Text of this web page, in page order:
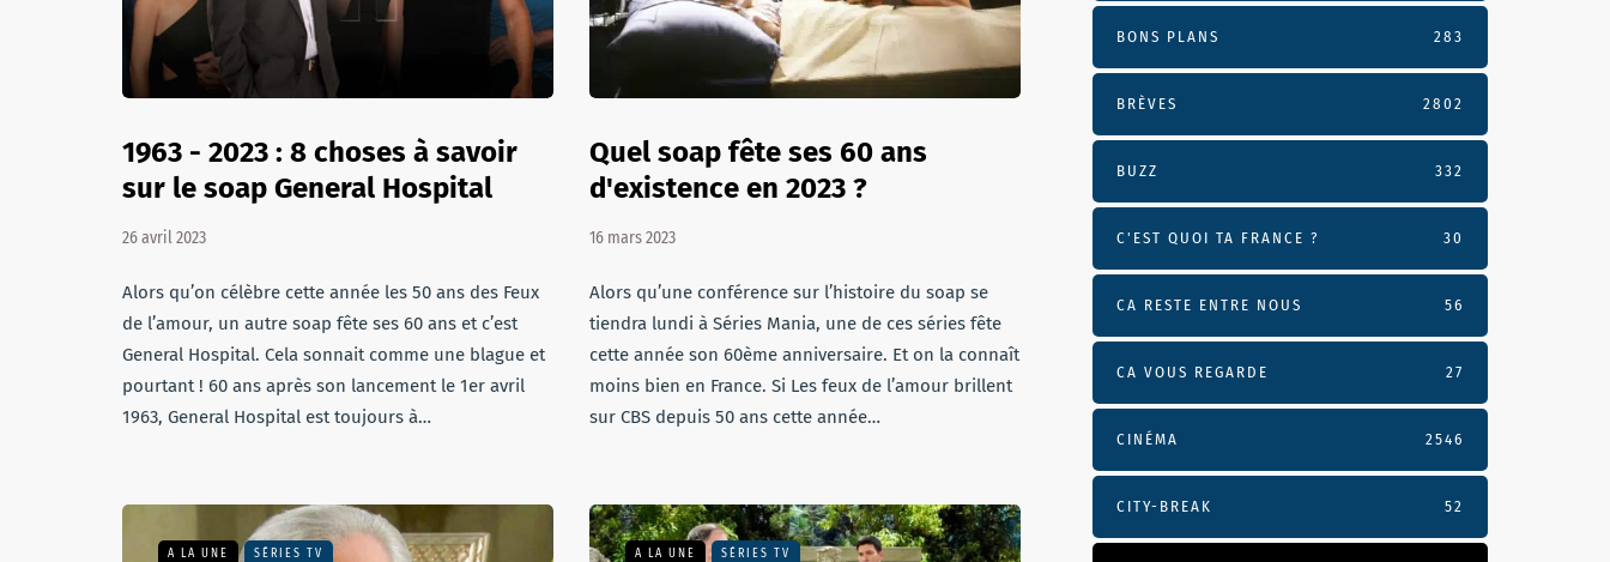
1963 - 2023 : 8 choses à savoir
sur le soap General Hospital
26 avril 2023
Alors qu’on célèbre cette année les 50 ans des Feux
de l’amour, un autre soap fête ses 60 ans et c’est
General Hospital. Cela sonnait comme une blague et
pourtant ! 60 ans après son lancement le 1er avril
1963, General Hospital est toujours à…
Quel soap fête ses 60 ans
d'existence en 2023 ?
16 mars 2023
Alors qu’une conférence sur l’histoire du soap se
tiendra lundi à Séries Mania, une de ces séries fête
cette année son 60ème anniversaire. Et on la connaît
moins bien en France. Si Les feux de l’amour brillent
sur CBS depuis 50 ans cette année…
A LA UNE SÉRIES TV A LA UNE SÉRIES TV
BONS PLANS 283
BRÈVES 2802
BUZZ 332
C'EST QUOI TA FRANCE ? 30
CA RESTE ENTRE NOUS 56
CA VOUS REGARDE 27
CINÉMA 2546
CITY-BREAK 52